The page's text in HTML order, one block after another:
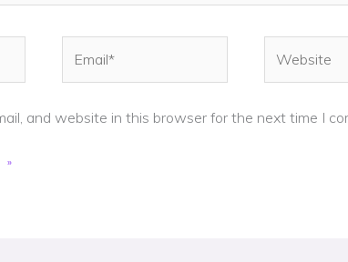
and website in this browser for the next time I